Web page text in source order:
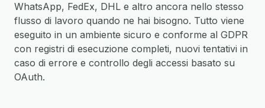
WhatsApp, FedEx, DHL e altro ancora nello stesso
flusso di lavoro quando ne hai bisogno. Tutto viene
eseguito in un ambiente sicuro e conforme al GDPR
con registri di esecuzione completi, nuovi tentativi in
caso di errore e controllo degli accessi basato su
OAuth.